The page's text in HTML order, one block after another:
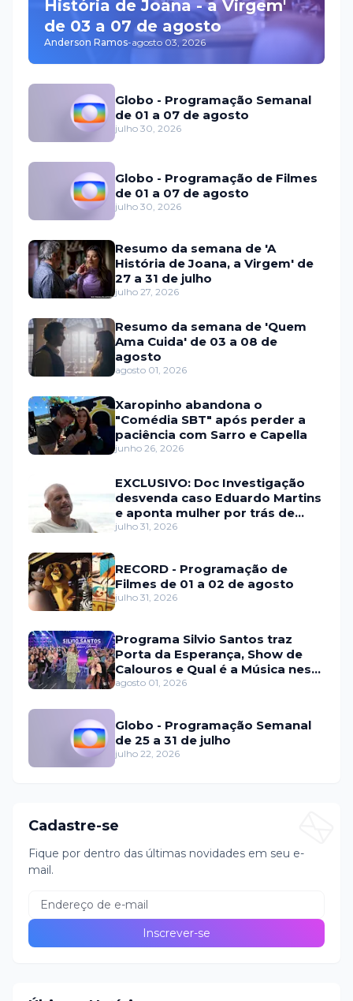
História de Joana - a Virgem'
de 03 a 07 de agosto
Anderson Ramos-agosto 03, 2026
Globo - Programação Semanal
de 01 a 07 de agosto
julho 30, 2026
Globo - Programação de Filmes
de 01 a 07 de agosto
julho 30, 2026
Resumo da semana de 'A
História de Joana, a Virgem' de
27 a 31 de julho
julho 27, 2026
Resumo da semana de 'Quem
Ama Cuida' de 03 a 08 de
agosto
agosto 01, 2026
Xaropinho abandona o
"Comédia SBT" após perder a
paciência com Sarro e Capella
junho 26, 2026
EXCLUSIVO: Doc Investigação
desvenda caso Eduardo Martins
e aponta mulher por trás de
fraude internacional
julho 31, 2026
RECORD - Programação de
Filmes de 01 a 02 de agosto
julho 31, 2026
Programa Silvio Santos traz
Porta da Esperança, Show de
Calouros e Qual é a Música neste
domingo (2)
agosto 01, 2026
Globo - Programação Semanal
de 25 a 31 de julho
julho 22, 2026
Cadastre-se
Fique por dentro das últimas novidades em seu e-
mail.